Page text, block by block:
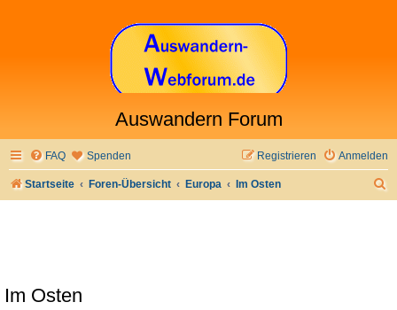
Auswandern Forum
FAQ Spenden Anmelden
Registrieren
Startseite Foren-Übersicht Europa Im Osten
Im Osten